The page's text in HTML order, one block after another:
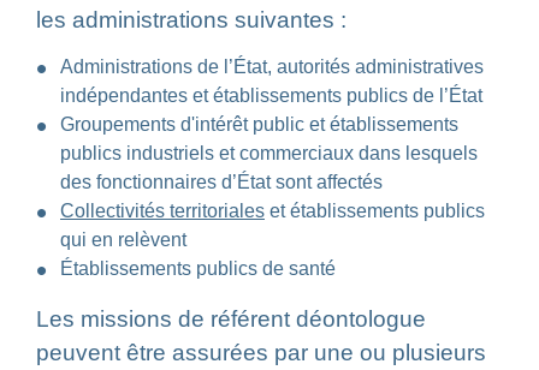
les administrations suivantes :
Administrations de l’État, autorités administratives
indépendantes et établissements publics de l’État
Groupements d'intérêt public et établissements
publics industriels et commerciaux dans lesquels
des fonctionnaires d’État sont affectés
Collectivités territoriales et établissements publics
qui en relèvent
Établissements publics de santé
Les missions de référent déontologue
peuvent être assurées par une ou plusieurs